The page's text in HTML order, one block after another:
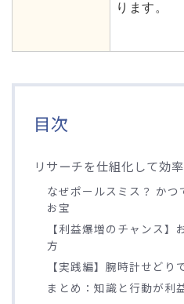
ります。
目次
リサーチを仕組化して効
なぜポールスミス？ か
お宝
【利益爆増のチャンス
方
【実践編】腕時計せど
まとめ：知識と行動が利